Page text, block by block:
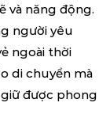
và năng động.
người yêu
ngoài thời
di chuyển mà
được phong